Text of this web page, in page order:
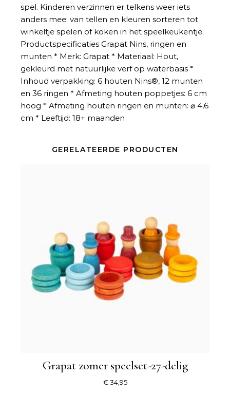
spel. Kinderen verzinnen er telkens weer iets
anders mee: van tellen en kleuren sorteren tot
winkeltje spelen of koken in het speelkeukentje.
Productspecificaties Grapat Nins, ringen en
munten * Merk: Grapat * Materiaal: Hout,
gekleurd met natuurlijke verf op waterbasis *
Inhoud verpakking: 6 houten Nins®, 12 munten
en 36 ringen * Afmeting houten poppetjes: 6 cm
hoog * Afmeting houten ringen en munten: ⌀ 4,6
cm * Leeftijd: 18+ maanden
GERELATEERDE PRODUCTEN
Grapat zomer speelset-27-delig
€34,95